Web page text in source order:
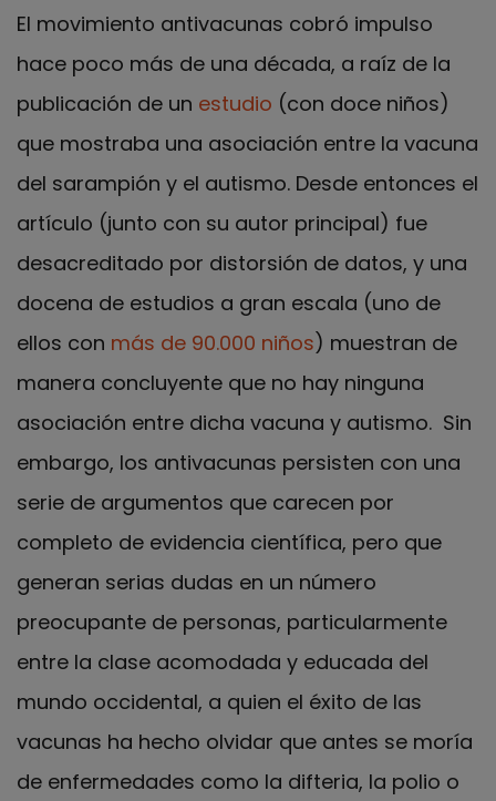
El movimiento antivacunas cobró impulso
hace poco más de una década, a raíz de la
publicación de un estudio (con doce niños)
que mostraba una asociación entre la vacuna
del sarampión y el autismo. Desde entonces el
artículo (junto con su autor principal) fue
desacreditado por distorsión de datos, y una
docena de estudios a gran escala (uno de
ellos con más de 90.000 niños) muestran de
manera concluyente que no hay ninguna
asociación entre dicha vacuna y autismo. Sin
embargo, los antivacunas persisten con una
serie de argumentos que carecen por
completo de evidencia científica, pero que
generan serias dudas en un número
preocupante de personas, particularmente
entre la clase acomodada y educada del
mundo occidental, a quien el éxito de las
vacunas ha hecho olvidar que antes se moría
de enfermedades como la difteria, la polio o